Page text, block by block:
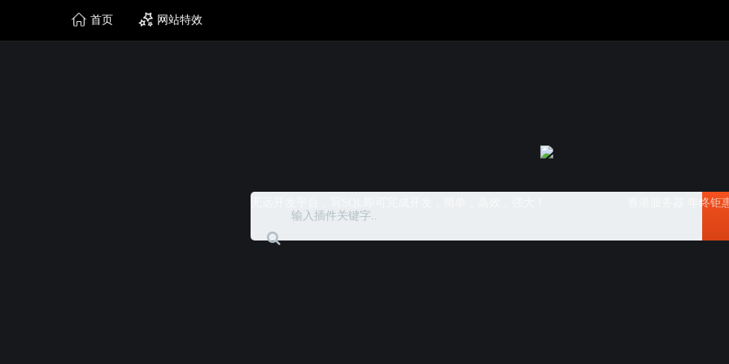
首页 网站特效
香港服务器 年终钜